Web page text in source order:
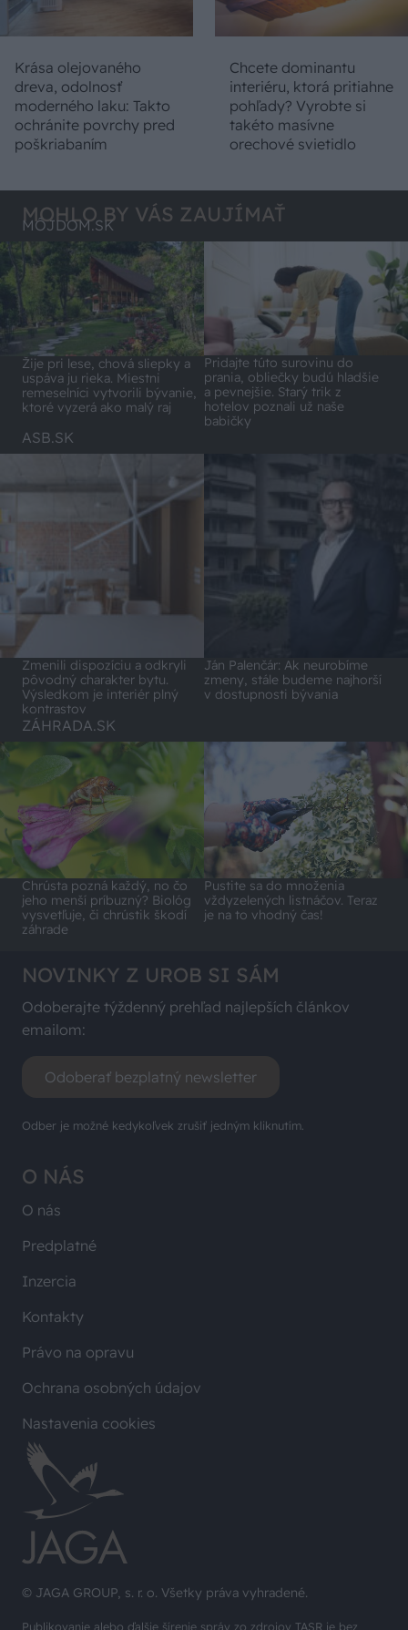
Krása olejovaného
dreva, odolnosť
moderného laku: Takto
ochránite povrchy pred
poškriabaním
Chcete dominantu
interiéru, ktorá pritiahne
pohľady? Vyrobte si
takéto masívne
orechové svietidlo
MOHLO BY VÁS ZAUJÍMAŤ
MÔJDOM.SK
Žije pri lese, chová sliepky a
uspáva ju rieka. Miestni
remeselníci vytvorili bývanie,
ktoré vyzerá ako malý raj
Pridajte túto surovinu do
prania, obliečky budú hladšie
a pevnejšie. Starý trik z
hotelov poznali už naše
babičky
ASB.SK
Zmenili dispozíciu a odkryli
pôvodný charakter bytu.
Výsledkom je interiér plný
kontrastov
Ján Palenčár: Ak neurobíme
zmeny, stále budeme najhorší
v dostupnosti bývania
ZÁHRADA.SK
Chrústa pozná každý, no čo
jeho menší príbuzný? Biológ
vysvetľuje, či chrústik škodí
záhrade
Pustite sa do množenia
vždyzelených listnáčov. Teraz
je na to vhodný čas!
© JAGA GROUP, s. r. o. Všetky práva vyhradené.
Publikovanie alebo ďalšie šírenie správ zo zdrojov TASR je bez
O NÁS
O nás
Predplatné
Inzercia
Kontakty
Právo na opravu
Ochrana osobných údajov
Nastavenia cookies
NOVINKY Z UROB SI SÁM
Odoberajte týždenný prehľad najlepších článkov
emailom:
Odoberať bezplatný newsletter
Odber je možné kedykoľvek zrušiť jedným kliknutím.